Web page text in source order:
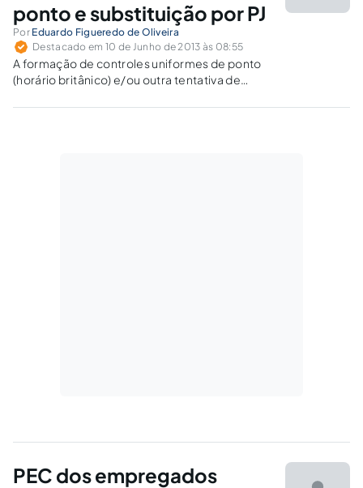
ponto e substituição por PJ
Por Eduardo Figueredo de Oliveira
Destacado em 10 de Junho de 2013 às 08:55
A formação de controles uniformes de ponto
(horário britânico) e/ou outra tentativa de
estrangeiros, de “PJ” ou de empreendedores
PEC dos empregados